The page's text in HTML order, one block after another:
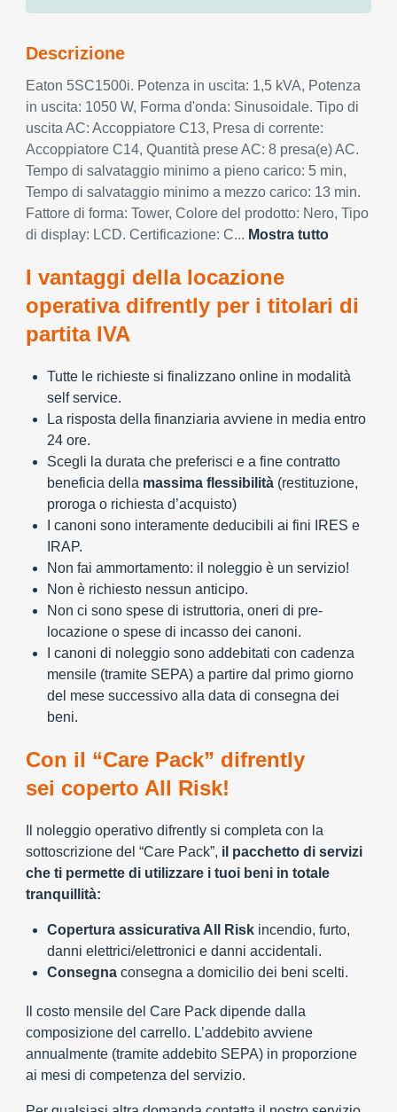
Descrizione
Eaton 5SC1500i. Potenza in uscita: 1,5 kVA, Potenza
in uscita: 1050 W, Forma d'onda: Sinusoidale. Tipo di
uscita AC: Accoppiatore C13, Presa di corrente:
Accoppiatore C14, Quantità prese AC: 8 presa(e) AC.
Tempo di salvataggio minimo a pieno carico: 5 min,
Tempo di salvataggio minimo a mezzo carico: 13 min.
Fattore di forma: Tower, Colore del prodotto: Nero, Tipo
di display: LCD. Certificazione: C... Mostra tutto
I vantaggi della locazione
operativa difrently per i titolari di
partita IVA
Tutte le richieste si finalizzano online in modalità
self service.
La risposta della finanziaria avviene in media entro
24 ore.
Scegli la durata che preferisci e a fine contratto
beneficia della massima flessibilità (restituzione,
proroga o richiesta d’acquisto)
I canoni sono interamente deducibili ai fini IRES e
IRAP.
Non fai ammortamento: il noleggio è un servizio!
Non è richiesto nessun anticipo.
Non ci sono spese di istruttoria, oneri di pre-
locazione o spese di incasso dei canoni.
I canoni di noleggio sono addebitati con cadenza
mensile (tramite SEPA) a partire dal primo giorno
del mese successivo alla data di consegna dei
beni.
Con il “Care Pack” difrently
sei coperto All Risk!
Il noleggio operativo difrently si completa con la
sottoscrizione del “Care Pack”, il pacchetto di servizi
che ti permette di utilizzare i tuoi beni in totale
tranquillità:
Copertura assicurativa All Risk incendio, furto,
danni elettrici/elettronici e danni accidentali.
Consegna consegna a domicilio dei beni scelti.
Il costo mensile del Care Pack dipende dalla
composizione del carrello. L’addebito avviene
annualmente (tramite addebito SEPA) in proporzione
ai mesi di competenza del servizio.